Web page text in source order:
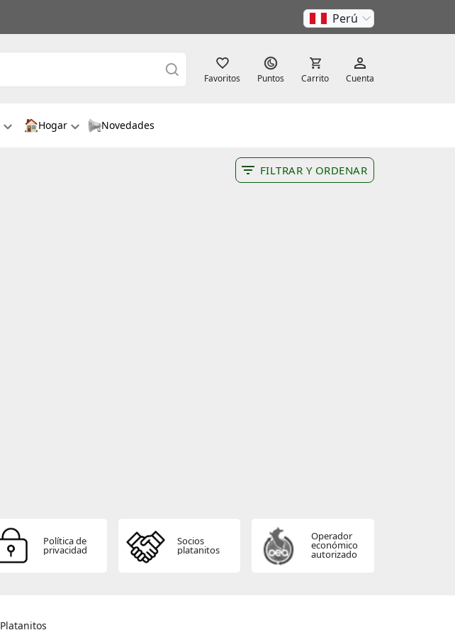
Perú
Favoritos Puntos Carrito Cuenta
Hogar Novedades
FILTRAR Y ORDENAR
Política de
privacidad
Socios
platanitos
Operador
económico
autorizado
Platanitos